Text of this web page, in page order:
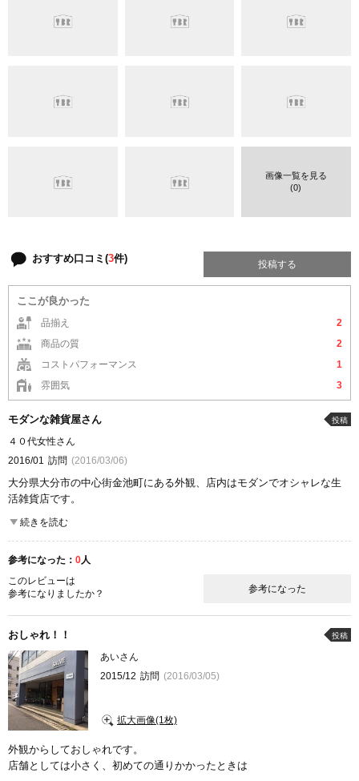
画像一覧を見る
(0)
おすすめ口コミ(3件) 投稿する
ここが良かった
品揃え
2
商品の質
2
コストパフォーマンス
1
雰囲気
3
モダンな雑貨屋さん 投稿
４０代女性さん
2016/01 訪問 (2016/03/06)
大分県大分市の中心街金池町にある外観、店内はモダンでオシャレな生
活雑貨店です。
個人的に好きなブランドカリモク60が入っているので行きました。
カーテンやラグ、キッチン用品、家具など生活用品が揃います。
ここが良かった
雰囲気
続きを読む
参考になった： 0人
このレビューは
参考になりましたか？
参考になった
おしゃれ！！ 投稿
あいさん
2015/12 訪問 (2016/03/05)
拡大画像(1枚)
外観からしておしゃれです。
店舗としては小さく、初めての通りかかったときは